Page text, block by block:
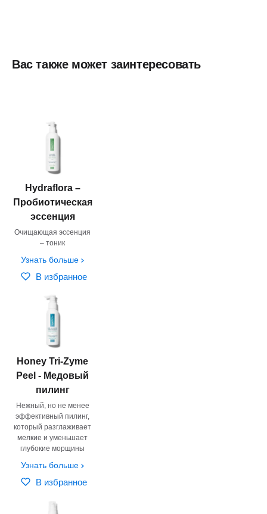
Вас также может заинтересовать
Hydraflora –
Пробиотическая
эссенция
Очищающая эссенция
– тоник
Узнать больше
В избранное
Honey Tri-Zyme
Peel - Медовый
пилинг
Нежный, но не менее
эффективный пилинг,
который разглаживает
мелкие и уменьшает
глубокие морщины
Узнать больше
В избранное